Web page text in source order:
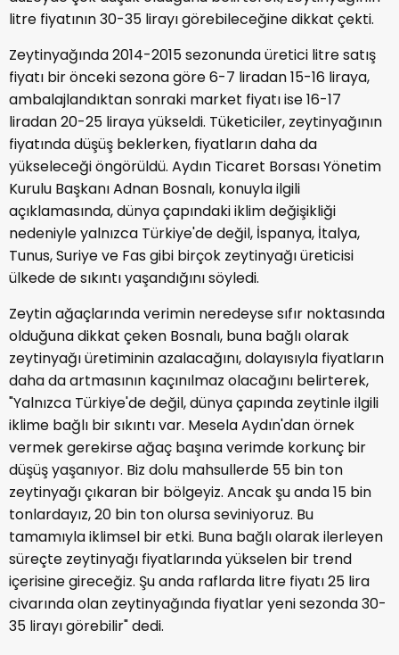
litre fiyatının 30-35 lirayı görebileceğine dikkat çekti.
Zeytinyağında 2014-2015 sezonunda üretici litre satış
fiyatı bir önceki sezona göre 6-7 liradan 15-16 liraya,
ambalajlandıktan sonraki market fiyatı ise 16-17
liradan 20-25 liraya yükseldi. Tüketiciler, zeytinyağının
fiyatında düşüş beklerken, fiyatların daha da
yükseleceği öngörüldü. Aydın Ticaret Borsası Yönetim
Kurulu Başkanı Adnan Bosnalı, konuyla ilgili
açıklamasında, dünya çapındaki iklim değişikliği
nedeniyle yalnızca Türkiye'de değil, İspanya, İtalya,
Tunus, Suriye ve Fas gibi birçok zeytinyağı üreticisi
ülkede de sıkıntı yaşandığını söyledi.
Zeytin ağaçlarında verimin neredeyse sıfır noktasında
olduğuna dikkat çeken Bosnalı, buna bağlı olarak
zeytinyağı üretiminin azalacağını, dolayısıyla fiyatların
daha da artmasının kaçınılmaz olacağını belirterek,
"Yalnızca Türkiye'de değil, dünya çapında zeytinle ilgili
iklime bağlı bir sıkıntı var. Mesela Aydın'dan örnek
vermek gerekirse ağaç başına verimde korkunç bir
düşüş yaşanıyor. Biz dolu mahsullerde 55 bin ton
zeytinyağı çıkaran bir bölgeyiz. Ancak şu anda 15 bin
tonlardayız, 20 bin ton olursa seviniyoruz. Bu
tamamıyla iklimsel bir etki. Buna bağlı olarak ilerleyen
süreçte zeytinyağı fiyatlarında yükselen bir trend
içerisine gireceğiz. Şu anda raflarda litre fiyatı 25 lira
civarında olan zeytinyağında fiyatlar yeni sezonda 30-
35 lirayı görebilir" dedi.